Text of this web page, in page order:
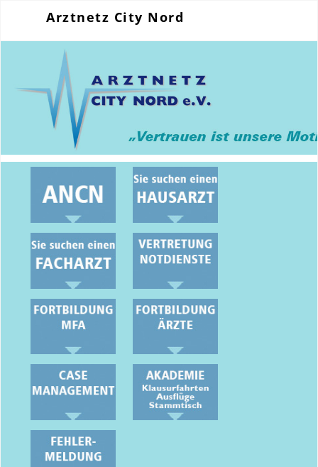
Arztnetz City Nord